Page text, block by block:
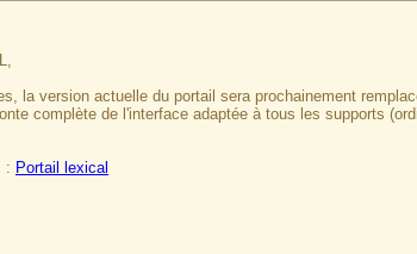
la version actuelle du portail sera prochainement
complète de l'interface adaptée à tous les supports
: Portail lexical